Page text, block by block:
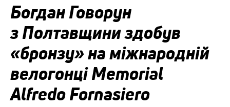
Богдан Говорун
з Полтавщини здобув
«бронзу» на міжнародній
велогонці Memorial
Alfredo Fornasiero